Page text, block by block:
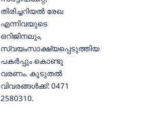
തിരിച്ചറിയൽ രേഖ
എന്നിവയുടെ
ഒറിജിനലും,
സ്വയംസാക്ഷ്യപ്പെടുത്തിയ
പകർപ്പും കൊണ്ടു
വരണം. കൂടുതൽ
വിവരങ്ങൾക്ക്: 0471
2580310.